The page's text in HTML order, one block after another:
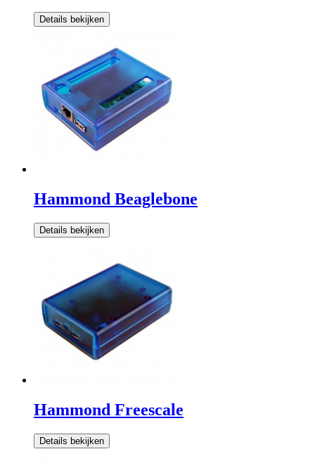
Details bekijken
Hammond Beaglebone
Details bekijken
Hammond Freescale
Details bekijken